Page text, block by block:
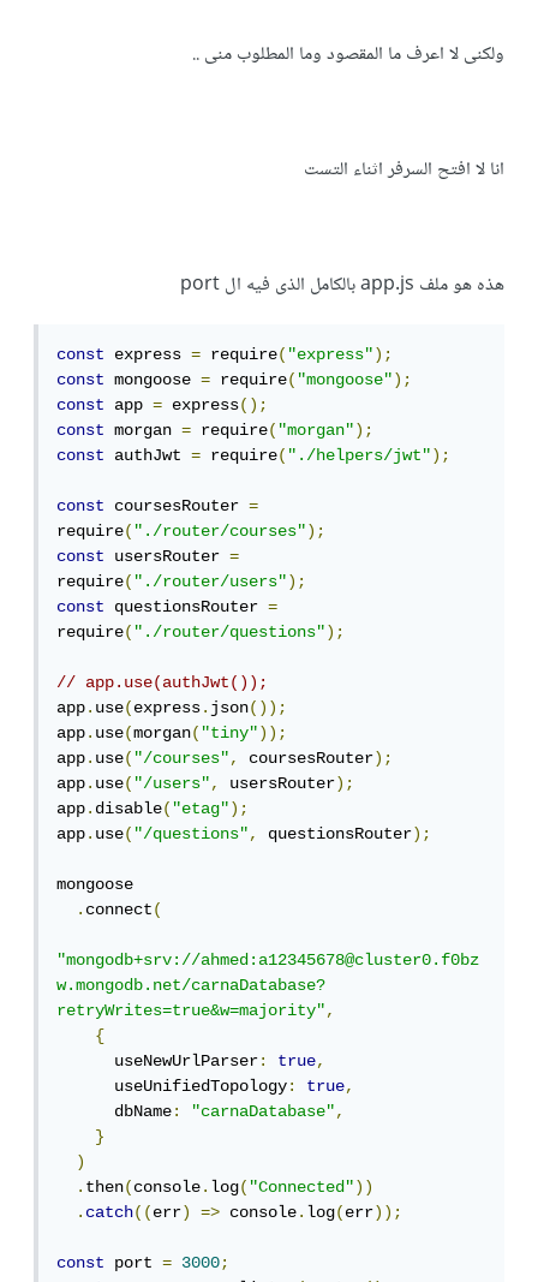
ولكنى لا اعرف ما المقصود وما المطلوب منى ..
انا لا افتح السرفر اثناء التست
هذه هو ملف app.js بالكامل الذى فيه ال port
const express = require("express");
const mongoose = require("mongoose");
const
app = express();
const morgan = require("morgan");
const
authJwt = require("./helpers/jwt");
const coursesRouter =
require("./router/courses");
const
usersRouter =
require("./router/users");
const
questionsRouter =
require("./router/questions");
// app.use(authJwt());
app.use(express.json());
app.use(morgan("tiny"));
app.use("/courses", coursesRouter);
app.use("/users", usersRouter);
app.disable("etag");
app.use("/questions", questionsRouter);
mongoose
.connect(
"mongodb+srv://ahmed:a12345678@cluster0.f0bz
w.mongodb.net/carnaDatabase?
retryWrites=true&w=majority",
{
      useNewUrlParser
: true,
      useUnifiedTopology
: true,
      dbName
: "carnaDatabase",
}
)
.then(console.log("Connected"))
.catch((err) => console.log(err));
const port = 3000;